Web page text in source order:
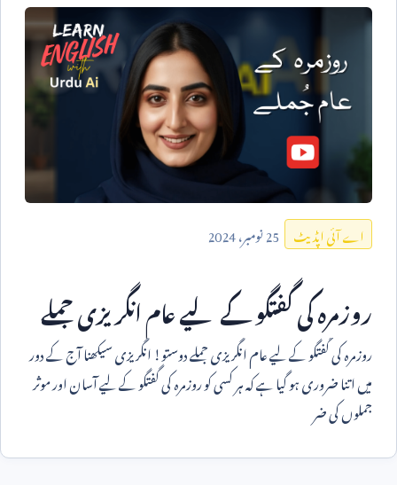
اے آئی اپڈیٹ 25نومبر،2024
روزمرہ کی گفتگو کے لیے عام انگریزی جملے
روزمرہ کی گفتگو کے لیے عام انگریزی جملے دوستو! انگریزی سیکھنا آج کے دور
میں اتنا ضروری ہو گیا ہے کہ ہر کسی کو روزمرہ کی گفتگو کے لیے آسان اور موثر
جملوں کی ضر